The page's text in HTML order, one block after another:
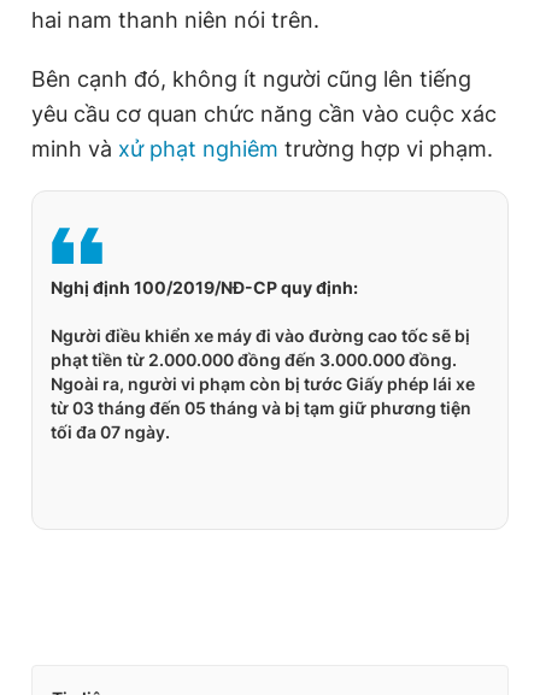
hai nam thanh niên nói trên.
Bên cạnh đó, không ít người cũng lên tiếng
yêu cầu cơ quan chức năng cần vào cuộc xác
minh và xử phạt nghiêm trường hợp vi phạm.
Nghị định 100/2019/NĐ-CP quy định:
Người điều khiển xe máy đi vào đường cao tốc sẽ bị
phạt tiền từ 2.000.000 đồng đến 3.000.000 đồng.
Ngoài ra, người vi phạm còn bị tước Giấy phép lái xe
từ 03 tháng đến 05 tháng và bị tạm giữ phương tiện
tối đa 07 ngày.